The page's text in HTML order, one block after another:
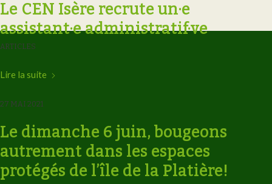
Le CEN Isère recrute un·e
assistant·e administratif·ve
ARTICLES
Lire la suite
27 MAI 2021
Le dimanche 6 juin, bougeons
autrement dans les espaces
protégés de l’île de la Platière!